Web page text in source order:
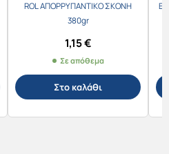
ROL ΑΠΟΡΡΥΠΑΝΤΙΚΟ ΣΚΟΝΗ
380gr
1,15€
Σε απόθεμα
Στο καλάθι